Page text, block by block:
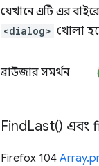
যেখানে এটি এর
<dialog> খোলা
ব্রাউজার সমর্থন
FindLast() এবং
Firefox 104